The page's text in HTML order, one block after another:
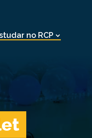
no RCP